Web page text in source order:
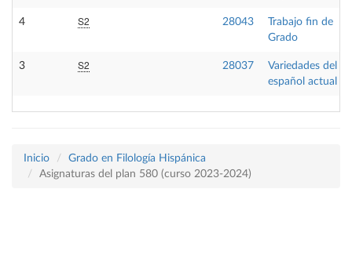
4 S2 28043
Trabajo fin de
Grado
3 S2 28037
Variedades del
español actual
Inicio
Grado en Filología Hispánica
Asignaturas del plan 580 (curso 2023-2024)